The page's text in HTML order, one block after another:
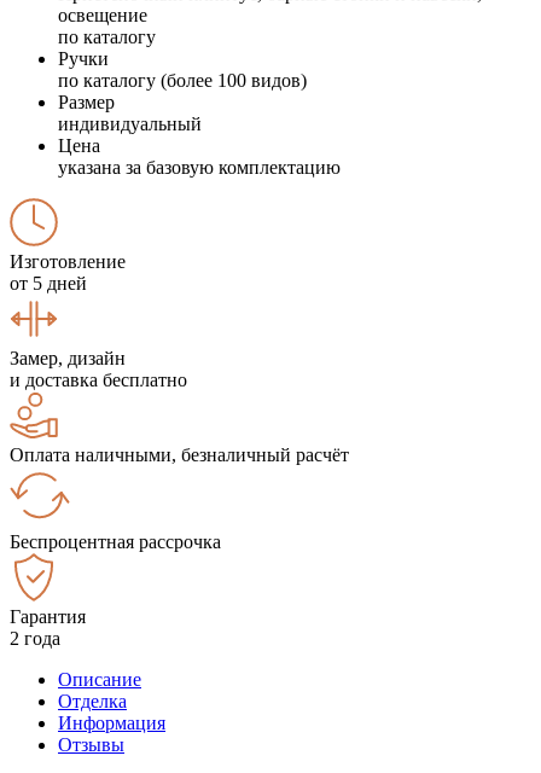
освещение
по каталогу
Ручки
по каталогу (более 100 видов)
Размер
индивидуальный
Цена
указана за базовую комплектацию
Изготовление
от 5 дней
Замер, дизайн
и доставка бесплатно
Оплата наличными, безналичный расчёт
Беспроцентная рассрочка
Гарантия
2 года
Описание
Отделка
Информация
Отзывы